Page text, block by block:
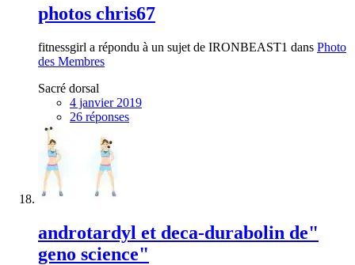
photos chris67
fitnessgirl a répondu à un sujet de IRONBEAST1 dans Photo
des Membres
Sacré dorsal
4 janvier 2019
26 réponses
androtardyl et deca-durabolin de"
geno science"